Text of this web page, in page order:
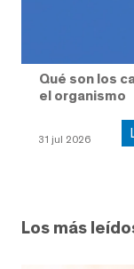
Qué son los
el organismo
31 jul 2026
Los más